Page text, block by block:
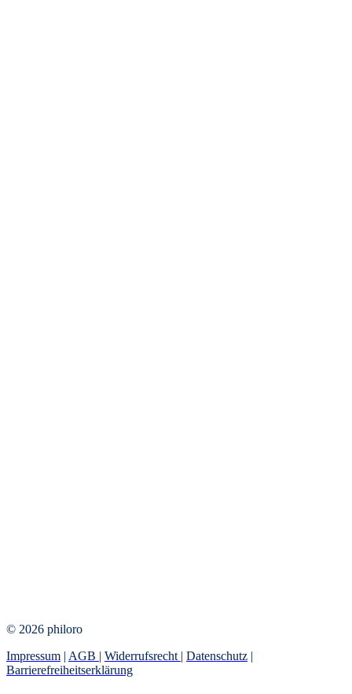
© 2026 philoro
Impressum | AGB | Widerrufsrecht | Datenschutz |
Barrierefreiheitserklärung